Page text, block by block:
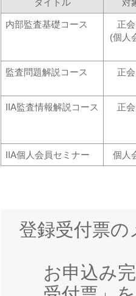
内部監査基礎コース
正
(個人
監査問題解説コース 正
IIA監査情報解説コース 正
IIA個人会員セミナー 個人
登録受付票
お申込み